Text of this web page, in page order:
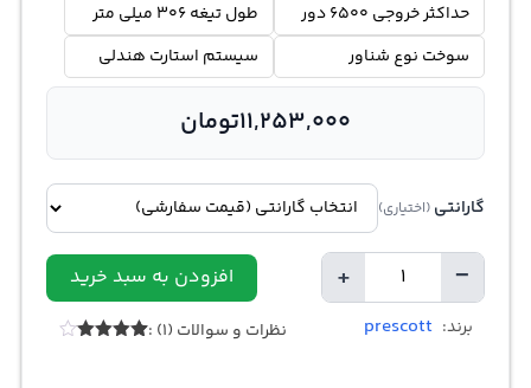
حداکثر خروجی 6500 دور
طول تیغه 306 میلی متر
سوخت نوع شناور
سیستم استارت هندلی
11,253,000تومان
گارانتی (اختیاری)
−
تعداد + افزودن به سبد خرید
برند: prescott نظرات و سوالات (1) :